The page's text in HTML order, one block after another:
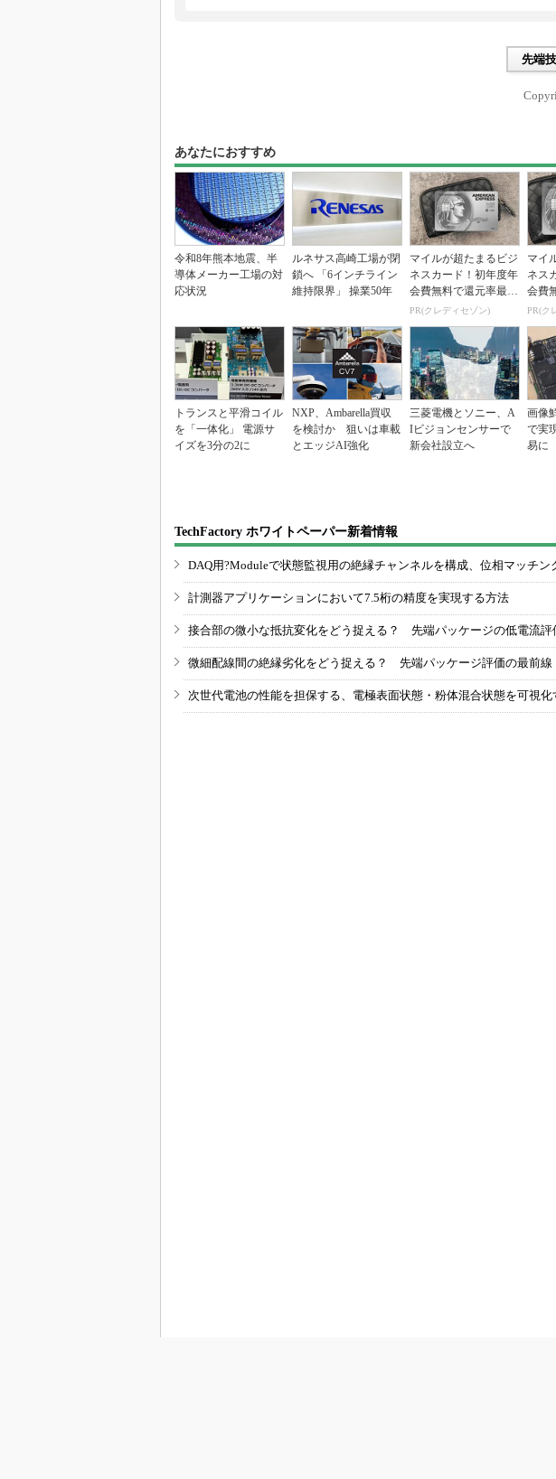
先端
あなたにおすすめ
令和8年熊本地震、半
導体メーカー工場の対
応状況
ルネサス高崎工場が閉
鎖へ 「6インチライン
維持限界」 操業50年
マイルが超たまるビジ
ネスカード！初年度年
会費無料で還元率最大
1.125%
PR(クレディセゾン)
マイ
ネス
会費
PR(ク
トランスと平滑コイル
を「一体化」 電源サ
イズを3分の2に
NXP、Ambarella買収
を検討か 狙いは車載
とエッジAI強化
三菱電機とソニー、A
Iビジョンセンサーで
新会社設立へ
画像
で実
易に
TechFactory ホワイトペーパー新着情報
DAQ用?Moduleで状態監視用の絶縁チャンネルを構成、位相マッチン
計測器アプリケーションにおいて7.5桁の精度を実現する方法
接合部の微小な抵抗変化をどう捉える？ 先端パッケージの低電流評
微細配線間の絶縁劣化をどう捉える？ 先端パッケージ評価の最前線
次世代電池の性能を担保する、電極表面状態・粉体混合状態を可視化